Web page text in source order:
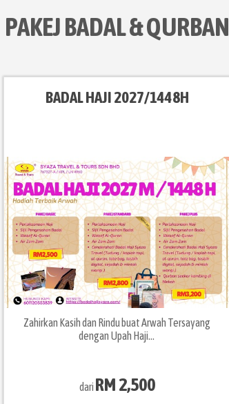
PAKEJ BADAL & QURBAN
BADAL HAJI 2027/1448H
Zahirkan Kasih dan Rindu buat Arwah Tersayang
dengan Upah Haji...
dari RM 2,500